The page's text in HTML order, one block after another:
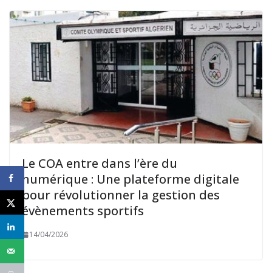
Le COA entre dans l’ère du
numérique : Une plateforme digitale
pour révolutionner la gestion des
évènements sportifs
14/04/2026